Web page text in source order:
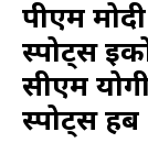
पीएम
स्पोर्ट्स
सीएम
स्पोर्ट्स हब